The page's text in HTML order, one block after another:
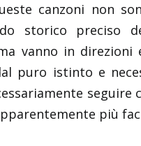
canzoni non
storico preciso
vanno in direzioni
puro istinto e
seguire
più